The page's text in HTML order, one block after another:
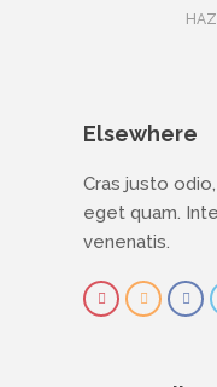
Elsewhere
Cras justo
eget quam.
venenatis.